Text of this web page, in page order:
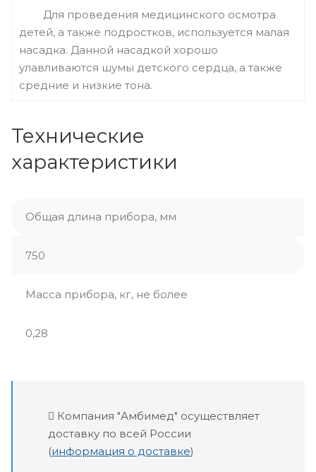
Для проведения медицинского осмотра
детей, а также подростков, используется малая
насадка. Данной насадкой хорошо
улавливаются шумы детского сердца, а также
средние и низкие тона.
Технические
характеристики
Общая длина прибора, мм
750
Масса прибора, кг, не более
0,28
Компания "Амбимед" осуществляет
доставку по всей России
(информация о доставке)